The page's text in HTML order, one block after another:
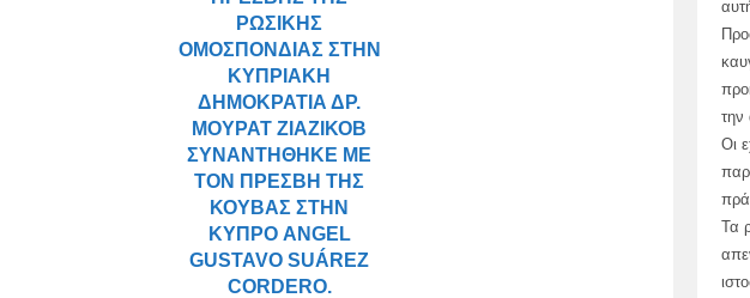
ΡΩΣΙΚΉΣ
ΟΜΟΣΠΟΝΔΊΑΣ ΣΤΗΝ
ΚΥΠΡΙΑΚΉ
ΔΗΜΟΚΡΑΤΊΑ ΔΡ.
ΜΟΥΡΆΤ ΖΙΆΖΙΚΟΒ
ΣΥΝΑΝΤΉΘΗΚΕ ΜΕ
ΤΟΝ ΠΡΈΣΒΗ ΤΗΣ
ΚΟΎΒΑΣ ΣΤΗΝ
ΚΎΠΡΟ ANGEL
GUSTAVO SUÁREZ
CORDERO.
την
Οι
Τα